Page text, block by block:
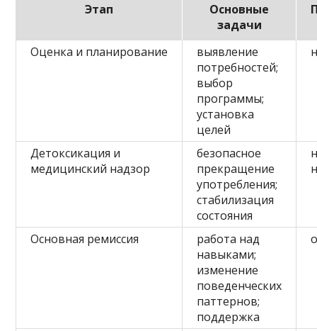
Этап
Основные
задачи
Оценка и планирование
выявление
потребностей;
выбор
программы;
установка
целей
Детоксикация и
медицинский надзор
безопасное
прекращение
употребления;
стабилизация
состояния
Основная ремиссия
работа над
навыками;
изменение
поведенческих
паттернов;
поддержка